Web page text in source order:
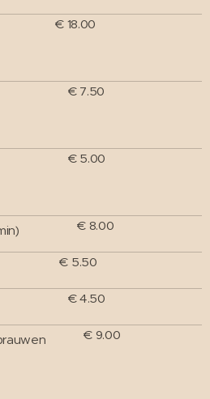
€ 18.00
€ 7.50
€ 5.00
€ 8.00
€ 5.50
€ 4.50
€ 9.00